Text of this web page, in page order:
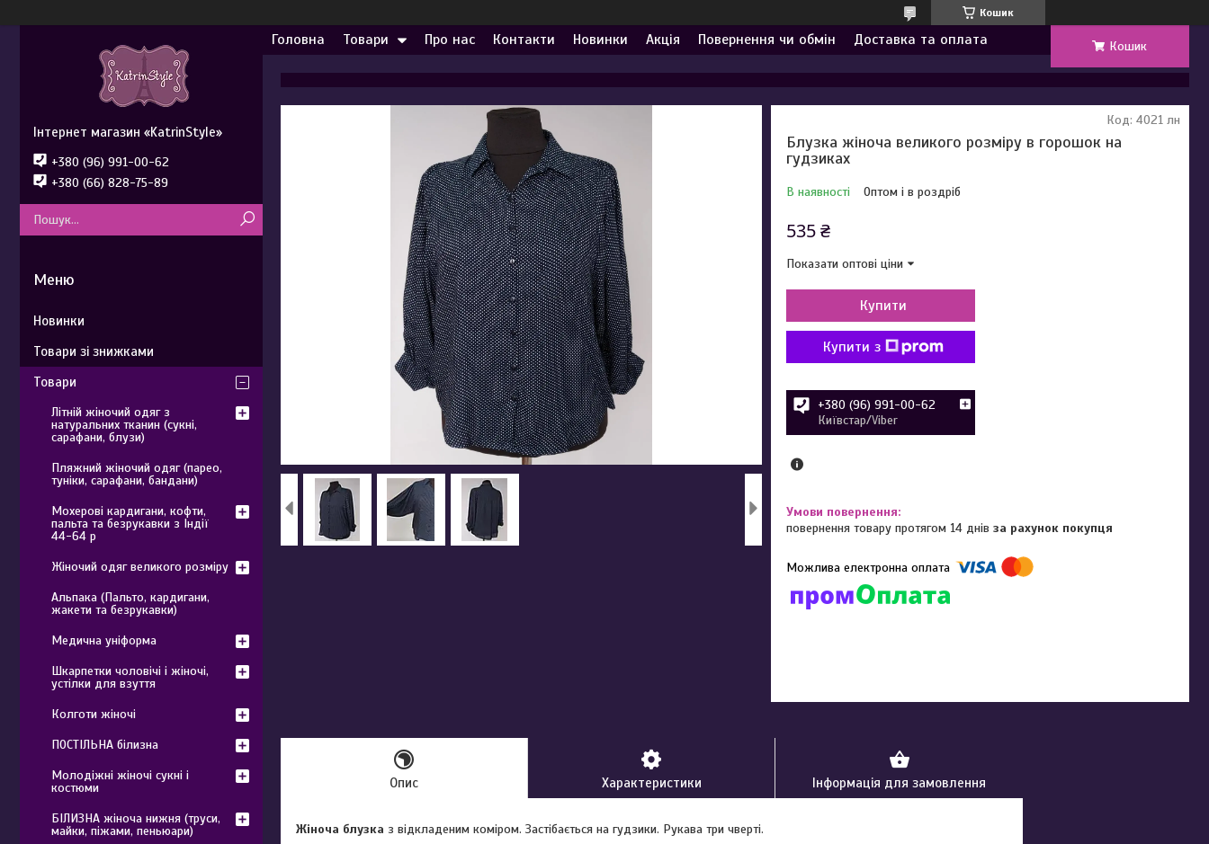
Кошик
Головна Товари Про нас Контакти Новинки Акція Повернення чи обмін Доставка та оплата Кошик
Блузка жіноча великого розміру в горошок на
гудзиках
В наявності Оптом і в роздріб
Код: 4021 лн
535 ₴
Показати оптові ціни
Купити
Купити з
+380 (96) 991-00-62
Київстар/Viber
повернення товару протягом 14 днівза рахунок покупця
Опис Характеристики Інформація для замовлення
Жіноча блузка з відкладеним коміром. Застібається на гудзики. Рукава три чверті.
Інтернет магазин «KatrinStyle»
+380 (96) 991-00-62
+380 (66) 828-75-89
Новинки
Товари зі знижками
Товари
Літній жіночий одяг з
натуральних тканин (сукні,
сарафани, блузи)
Пляжний жіночий одяг (парео,
туніки, сарафани, бандани)
Мохерові кардигани, кофти,
пальта та безрукавки з Індії
44-64 р
Жіночий одяг великого розміру
Альпака (Пальто, кардигани,
жакети та безрукавки)
Медична уніформа
Шкарпетки чоловічі і жіночі,
устілки для взуття
Колготи жіночі
ПОСТІЛЬНА білизна
Молодіжні жіночі сукні і
костюми
БІЛИЗНА жіноча нижня (труси,
майки, піжами, пеньюари)